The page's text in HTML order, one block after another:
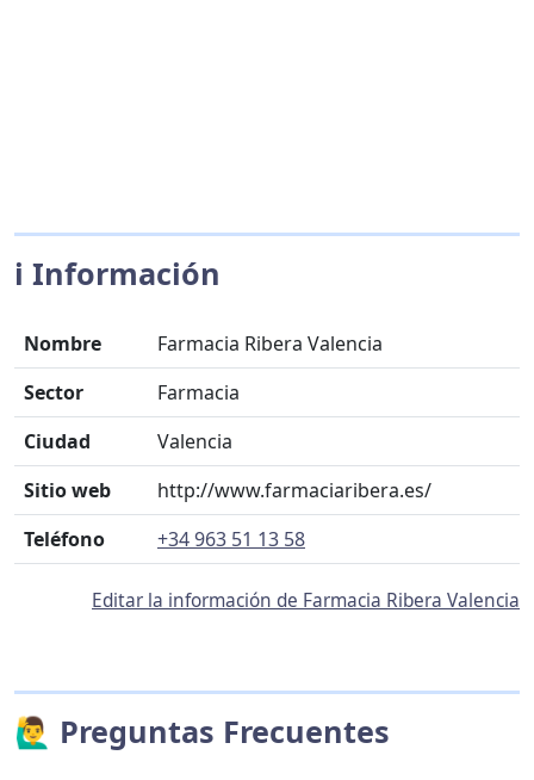
ℹ️ Información
Nombre
Farmacia Ribera Valencia
Sector
Farmacia
Ciudad
Valencia
Sitio web
http://www.farmaciaribera.es/
Teléfono
+34 963 51 13 58
Editar la información de Farmacia Ribera Valencia
🙋‍♂️ Preguntas Frecuentes